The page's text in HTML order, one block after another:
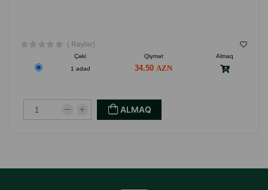
( Rəylər)
Çəki Qiymət
Almaq
1 ədəd
34.50
ALMAQ